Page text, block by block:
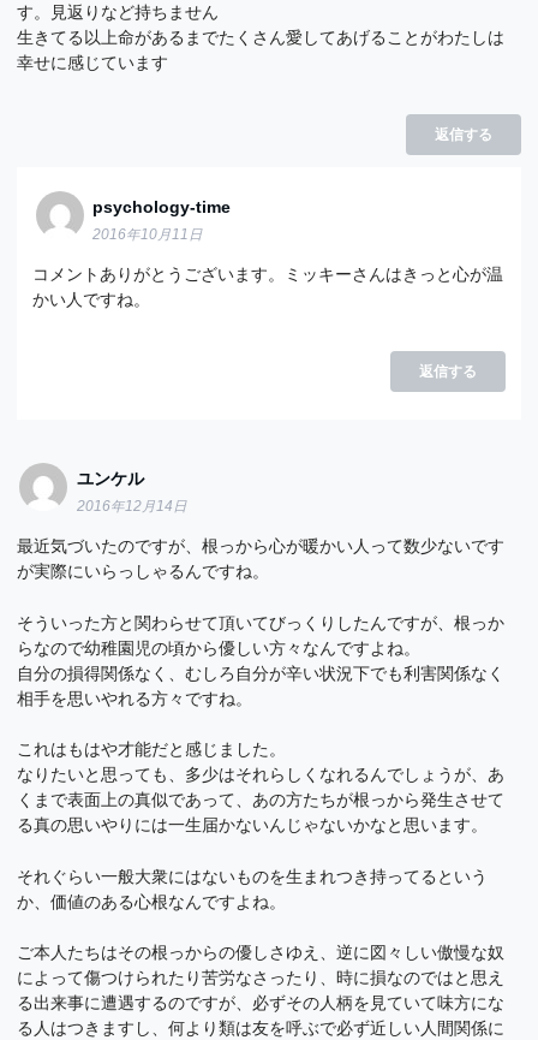
す。見返りなど持ちません
生きてる以上命があるまでたくさん愛してあげることがわたしは
幸せに感じています
返信する
psychology-time
2016年10月11日
コメントありがとうございます。ミッキーさんはきっと心が温
かい人ですね。
返信する
ユンケル
2016年12月14日
最近気づいたのですが、根っから心が暖かい人って数少ないです
が実際にいらっしゃるんですね。
そういった方と関わらせて頂いてびっくりしたんですが、根っか
らなので幼稚園児の頃から優しい方々なんですよね。
自分の損得関係なく、むしろ自分が辛い状況下でも利害関係なく
相手を思いやれる方々ですね。
これはもはや才能だと感じました。
なりたいと思っても、多少はそれらしくなれるんでしょうが、あ
くまで表面上の真似であって、あの方たちが根っから発生させて
る真の思いやりには一生届かないんじゃないかなと思います。
それぐらい一般大衆にはないものを生まれつき持ってるという
か、価値のある心根なんですよね。
ご本人たちはその根っからの優しさゆえ、逆に図々しい傲慢な奴
によって傷つけられたり苦労なさったり、時に損なのではと思え
る出来事に遭遇するのですが、必ずその人柄を見ていて味方にな
る人はつきますし、何より類は友を呼ぶで必ず近しい人間関係に